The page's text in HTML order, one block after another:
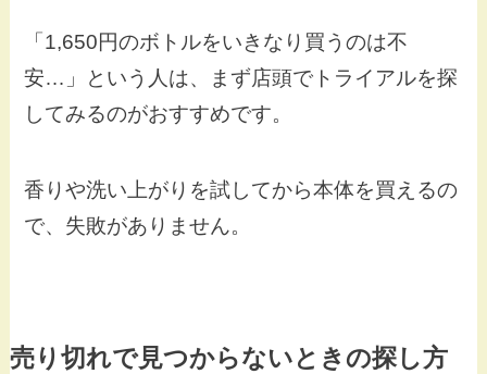
「1,650円のボトルをいきなり買うのは不
安…」という人は、まず店頭でトライアルを探
してみるのがおすすめです。
香りや洗い上がりを試してから本体を買えるの
で、失敗がありません。
売り切れで見つからないときの探し方